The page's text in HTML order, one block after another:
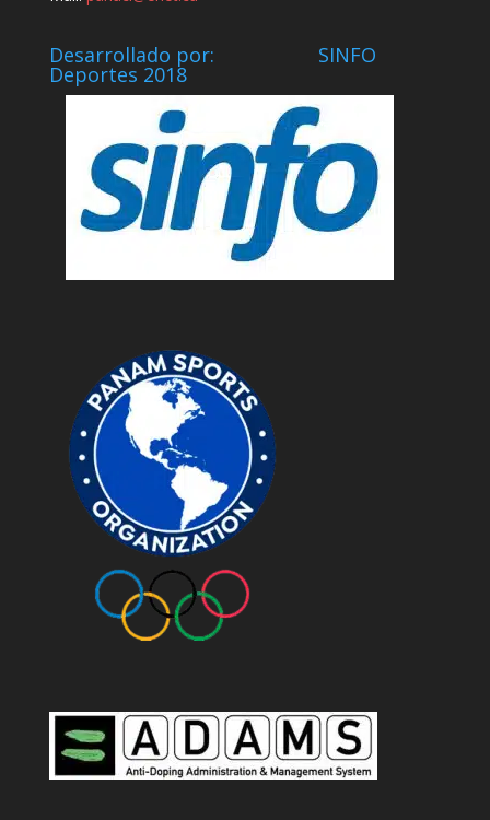
Desarrollado por: SINFO
Deportes 2018